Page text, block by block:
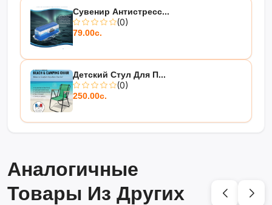
Сувенир Антистресс...
(0)
79.00с.
Детский Стул Для П...
(0)
250.00с.
Аналогичные
Товары Из Других